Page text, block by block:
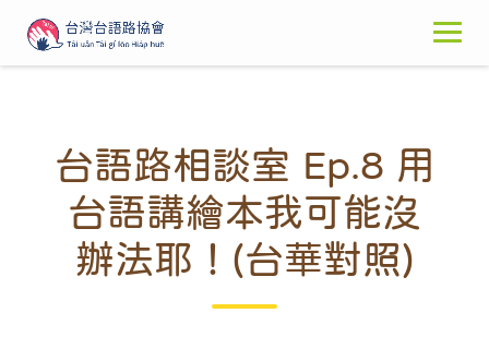
content
台語路相談室 Ep.8 用
台語講繪本我可能沒
辦法耶！(台華對照)